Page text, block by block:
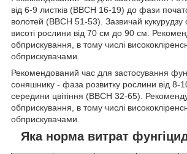
від 6-9 листків (BBCH 16-19) до фази
волотей (BBCH 51-53). Зазвичай
висоті рослини від 70 см до 90 см.
обприскування, в тому числі
обприскувачами.
Рекомендований час для застосування
соняшнику - фаза розвитку рослини від 8-
середини цвітіння (BBCH 32-65).
обприскування, в тому числі
обприскувачами.
Яка норма витрат